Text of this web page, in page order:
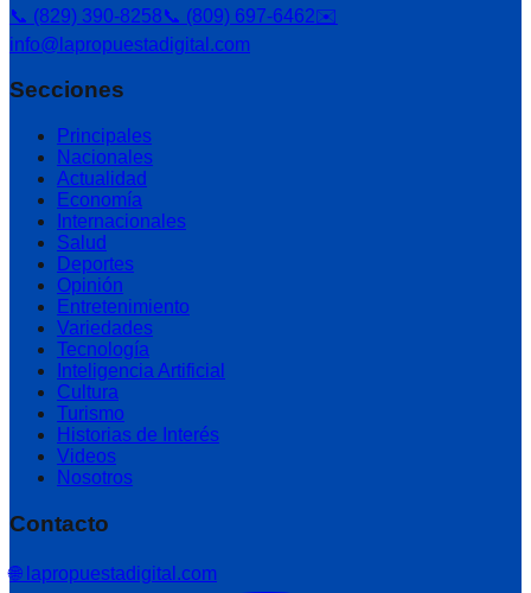
📞 (829) 390-8258📞 (809) 697-6462✉️
info@lapropuestadigital.com
Secciones
Principales
Nacionales
Actualidad
Economía
Internacionales
Salud
Deportes
Opinión
Entretenimiento
Variedades
Tecnología
Inteligencia Artificial
Cultura
Turismo
Historias de Interés
Videos
Nosotros
Contacto
🌐 lapropuestadigital.com